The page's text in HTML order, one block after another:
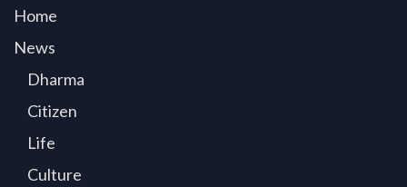
Home
News
Dharma
Citizen
Life
Culture